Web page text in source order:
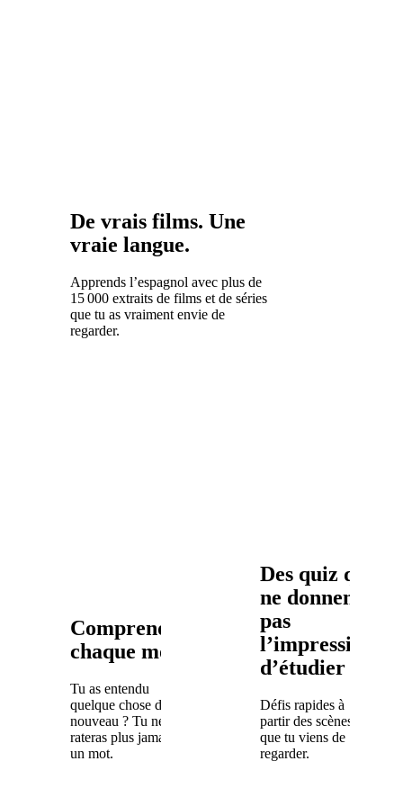
De vrais films. Une
vraie langue.
Apprends l’espagnol avec plus de
15 000 extraits de films et de séries
que tu as vraiment envie de
regarder.
Comprends
chaque mot
Tu as entendu
quelque chose de
nouveau ? Tu ne
rateras plus jamais
un mot.
Des quiz qui
ne donnent
pas
l’impression
d’étudier
Défis rapides à
partir des scènes
que tu viens de
regarder.